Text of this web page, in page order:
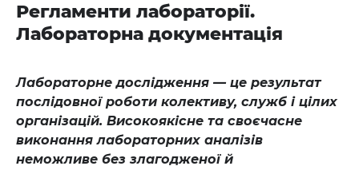
Регламенти лабораторії.
Лабораторна документація
Лабораторне дослідження — це результат
послідовної роботи колективу, служб і цілих
організацій. Високоякісне та своєчасне
виконання лабораторних аналізів
неможливе без злагодженої й